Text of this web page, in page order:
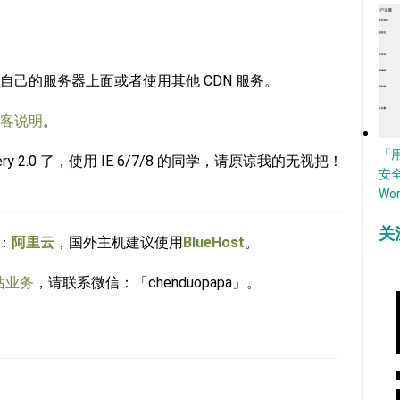
己的服务器上面或者使用其他 CDN 服务。
说明。
2.0 了，使用 IE 6/7/8 的同学，请原谅我的无视把！
阿里云 ，国外主机建议使用BlueHost。
业务 ，请联系微信：「chenduopapa」。
安
关